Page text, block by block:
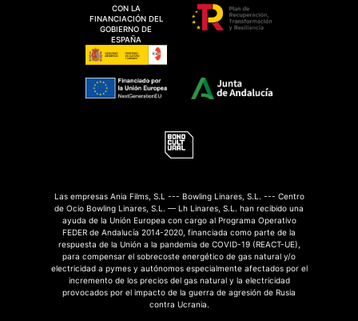
CON LA
FINANCIACIÓN DEL
GOBIERNO DE
ESPAÑA
Las empresas Ania Films, S.L --- Bowling Linares, S.L. --- Centro
de Ocio Bowling Linares, S.L. — Lh Linares, S.L. han recibido una
ayuda de la Unión Europea con cargo al Programa Operativo
FEDER de Andalucía 2014-2020, financiada como parte de la
respuesta de la Unión a la pandemia de COVID-19 (REACT-UE),
para compensar el sobrecoste energético de gas natural y/o
electricidad a pymes y autónomos especialmente afectados por el
incremento de los precios del gas natural y la electricidad
provocados por el impacto de la guerra de agresión de Rusia
contra Ucrania.